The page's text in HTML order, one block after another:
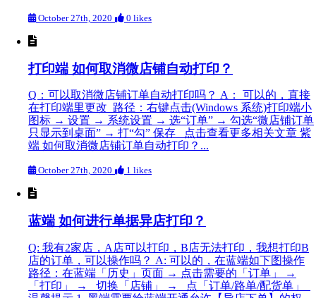
October 27th, 2020 0 likes
打印端 如何取消微店铺自动打印？
Q：可以取消微店铺订单自动打印吗？ A： 可以的，直接
在打印端里更改 路径：右键点击(Windows 系统)打印端小
图标 → 设置 → 系统设置 → 选“订单” → 勾选“微店铺订单
只显示到桌面” → 打“勾” 保存 点击查看更多相关文章 紫
端 如何取消微店铺订单自动打印？...
October 27th, 2020 1 likes
蓝端 如何进行单据异店打印？
Q: 我有2家店，A店可以打印，B店无法打印，我想打印B
店的订单，可以操作吗？ A: 可以的，在蓝端如下图操作
路径：在蓝端「历史」页面 → 点击需要的「订单」 →
「打印」 → 切换「店铺」 → 点「订单/路单/配货单」